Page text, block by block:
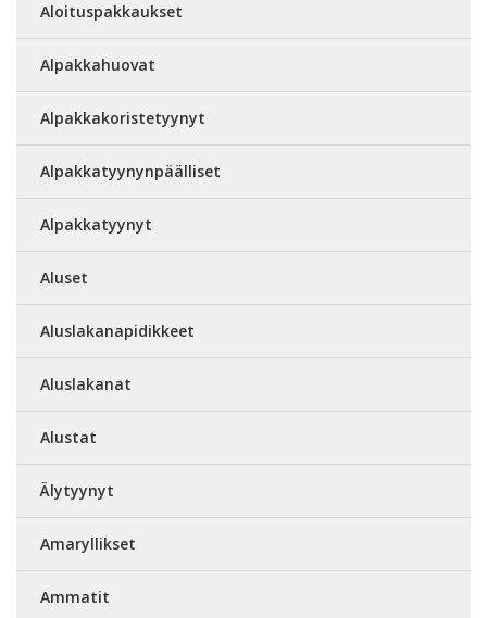
Aloituspakkaukset
Alpakkahuovat
Alpakkakoristetyynyt
Alpakkatyynynpäälliset
Alpakkatyynyt
Aluset
Aluslakanapidikkeet
Aluslakanat
Alustat
Älytyynyt
Amaryllikset
Ammatit